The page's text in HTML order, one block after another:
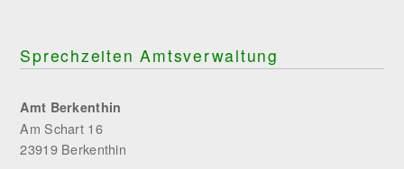
Sprechzeiten Amtsverwaltung
Amt Berkenthin
Am Schart 16
23919 Berkenthin